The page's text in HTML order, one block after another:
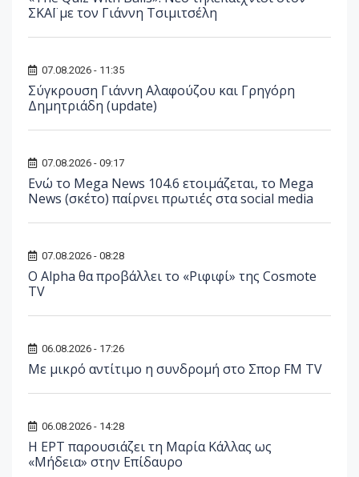
ΣΚΑΪ με τον Γιάννη Τσιμιτσέλη
07.08.2026 - 11:35
Σύγκρουση Γιάννη Αλαφούζου και Γρηγόρη
Δημητριάδη (update)
07.08.2026 - 09:17
Ενώ το Mega News 104.6 ετοιμάζεται, το Mega
News (σκέτο) παίρνει πρωτιές στα social media
07.08.2026 - 08:28
Ο Alpha θα προβάλλει το «Ριφιφί» της Cosmote
TV
06.08.2026 - 17:26
Με μικρό αντίτιμο η συνδρομή στο Σπορ FM TV
06.08.2026 - 14:28
Η ΕΡΤ παρουσιάζει τη Μαρία Κάλλας ως
«Μήδεια» στην Επίδαυρο